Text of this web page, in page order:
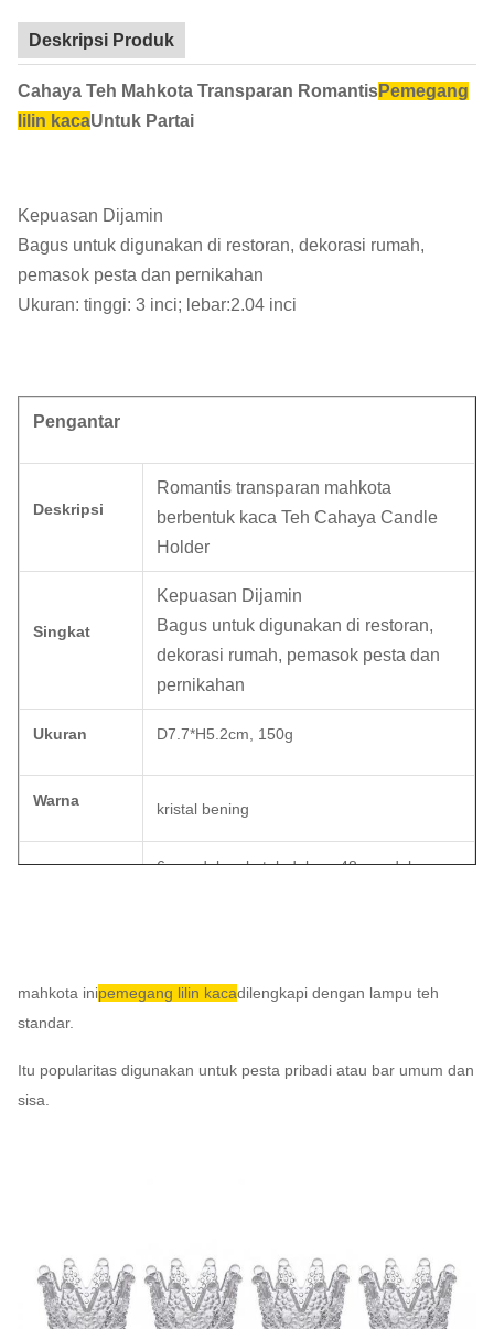
Deskripsi Produk
Cahaya Teh Mahkota Transparan RomantisPemegang
lilin kacaUntuk Partai
Kepuasan Dijamin
Bagus untuk digunakan di restoran, dekorasi rumah,
pemasok pesta dan pernikahan
Ukuran: tinggi: 3 inci; lebar:2.04 inci
Pengantar
Deskripsi
Romantis transparan mahkota
berbentuk kaca Teh Cahaya Candle
Holder
Singkat
Kepuasan Dijamin
Bagus untuk digunakan di restoran,
dekorasi rumah, pemasok pesta dan
pernikahan
Ukuran D7.7*H5.2cm, 150g
Warna kristal bening
6 pcs dalam kotak dalam, 48 pcs dalam
MOQ 1000 pcs
45 hari
mahkota inipemegang lilin kacadilengkapi dengan lampu teh
standar.
Itu popularitas digunakan untuk pesta pribadi atau bar umum dan
sisa.